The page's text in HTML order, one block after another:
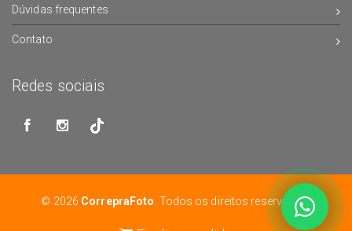
Dúvidas frequentes
Contato
Redes sociais
© 2026 CorrepraFoto . Todos os direitos reservados.